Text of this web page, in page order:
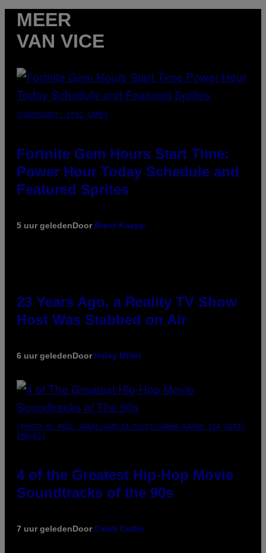
MEER
VAN VICE
SCREENSHOT: EPIC GAMES
Fortnite Gem Hours Start Time:
Power Hour Today Schedule and
Featured Sprites
5 uur geledenDoor Brent Koepp
23 Years Ago, a Reality TV Show
Host Was Stabbed on Air
6 uur geledenDoor Haley Miller
(PHOTO BY POOL ARNAL/GARCIA/PICOT/GAMMA-RAPHO VIA GETTY
IMAGES)
4 of the Greatest Hip-Hop Movie
Soundtracks of the 90s
7 uur geledenDoorCaleb Catlin